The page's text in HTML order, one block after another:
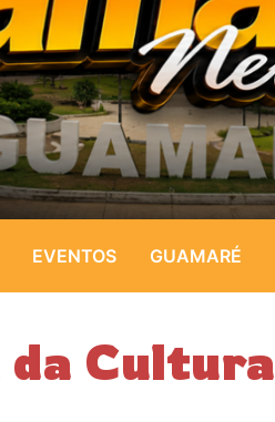
EVENTOS GUAMARÉ
Cultura